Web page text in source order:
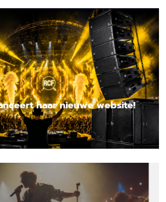
haar nieuwe website!
Lees nieuwsbericht